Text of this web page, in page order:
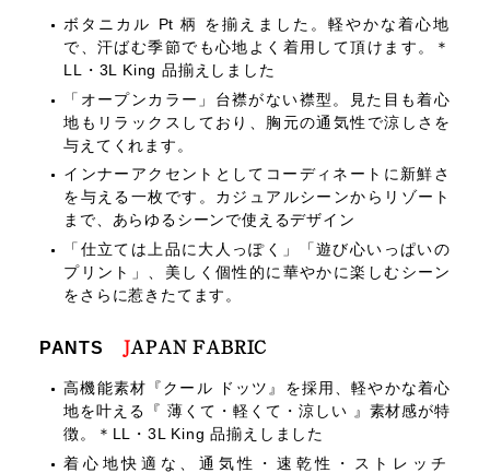
ボタニカル Pt 柄 を揃えました。軽やかな着心地
で、汗ばむ季節でも心地よく着用して頂けます。＊
LL・3L King 品揃えしました
「オープンカラー」台襟がない襟型。見た目も着心
地もリラックスしており、胸元の通気性で涼しさを
与えてくれます。
インナーアクセントとしてコーディネートに新鮮さ
を与える一枚です。カジュアルシーンからリゾート
まで、あらゆるシーンで使えるデザイン
「仕立ては上品に大人っぽく」「遊び心いっぱいの
プリント」、美しく個性的に華やかに楽しむシーン
をさらに惹きたてます。
PANTS JAPAN FABRIC
高機能素材『クール ドッツ』を採用、軽やかな着心
地を叶える『 薄くて・軽くて・涼しい 』素材感が特
徴。＊LL・3L King 品揃えしました
着心地快適な、通気性・速乾性・ストレッチ